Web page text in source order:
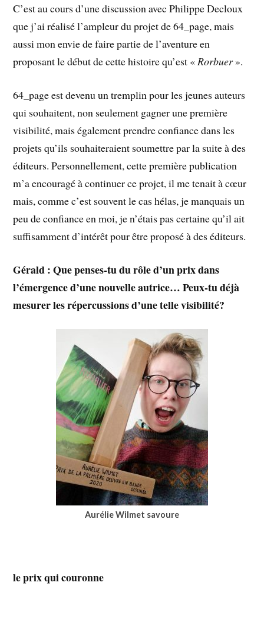
C’est au cours d’une discussion avec Philippe Decloux
que j’ai réalisé l’ampleur du projet de 64_page, mais
aussi mon envie de faire partie de l’aventure en
proposant le début de cette histoire qu’est «Rorbuer».
64_page est devenu un tremplin pour les jeunes auteurs
qui souhaitent, non seulement gagner une première
visibilité, mais également prendre confiance dans les
projets qu’ils souhaiteraient soumettre par la suite à des
éditeurs. Personnellement, cette première publication
m’a encouragé à continuer ce projet, il me tenait à cœur
mais, comme c’est souvent le cas hélas, je manquais un
peu de confiance en moi, je n’étais pas certaine qu’il ait
suffisamment d’intérêt pour être proposé à des éditeurs.
Gérald : Que penses-tu du rôle d’un prix dans
l’émergence d’une nouvelle autrice… Peux-tu déjà
mesurer les répercussions d’une telle visibilité?
Aurélie Wilmet savoure
le prix qui couronne